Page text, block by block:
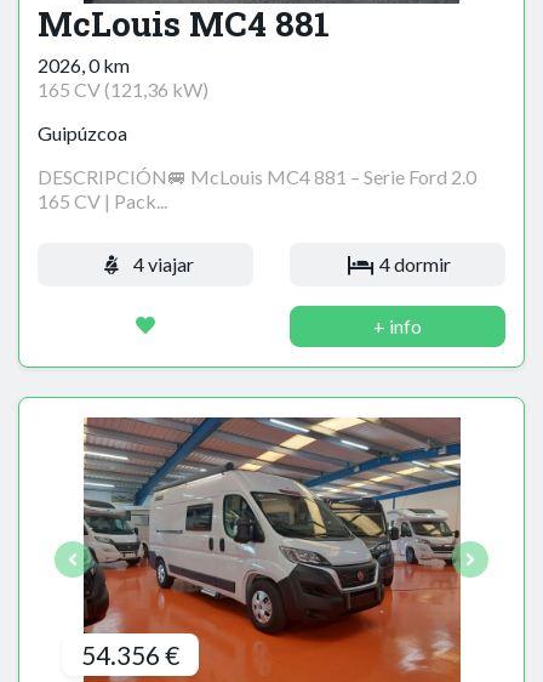
McLouis MC4 881
2026, 0 km
165 CV (121,36 kW)
Guipúzcoa
DESCRIPCIÓN🚐 McLouis MC4 881 – Serie Ford 2.0
165 CV | Pack...
4 viajar 4 dormir
+ info
54.356 €